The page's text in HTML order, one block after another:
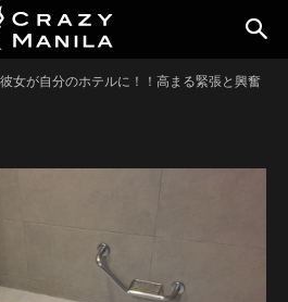
女が自分のホテルに！！高まる緊張と興奮